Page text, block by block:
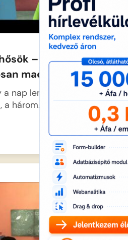
– Lassan, de
macska
a nap lemegy és feljön
a három…